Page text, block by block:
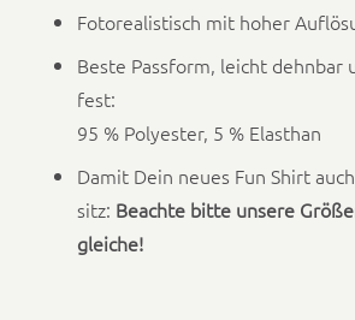
Foto­re­al­is­tisch mit hoher
Beste Pass­form, leicht
fest:
95 % Poly­ester, 5 % Elasthan
Damit Dein neues Fun Shirt
sitz: Beachte bitte unsere
gle­iche!